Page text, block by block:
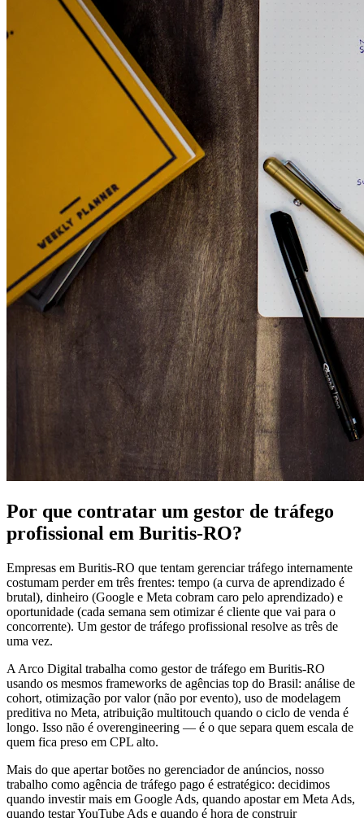
Por que contratar um gestor de tráfego
profissional em Buritis-RO?
Empresas em Buritis-RO que tentam gerenciar tráfego internamente
costumam perder em três frentes: tempo (a curva de aprendizado é
brutal), dinheiro (Google e Meta cobram caro pelo aprendizado) e
oportunidade (cada semana sem otimizar é cliente que vai para o
concorrente). Um gestor de tráfego profissional resolve as três de
uma vez.
A Arco Digital trabalha como gestor de tráfego em Buritis-RO
usando os mesmos frameworks de agências top do Brasil: análise de
cohort, otimização por valor (não por evento), uso de modelagem
preditiva no Meta, atribuição multitouch quando o ciclo de venda é
longo. Isso não é overengineering — é o que separa quem escala de
quem fica preso em CPL alto.
Mais do que apertar botões no gerenciador de anúncios, nosso
trabalho como agência de tráfego pago é estratégico: decidimos
quando investir mais em Google Ads, quando apostar em Meta Ads,
quando testar YouTube Ads e quando é hora de construir